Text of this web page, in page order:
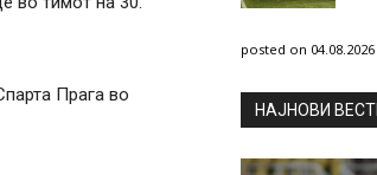
Прага во
posted on 04.08.2026
НAЈНОВИ